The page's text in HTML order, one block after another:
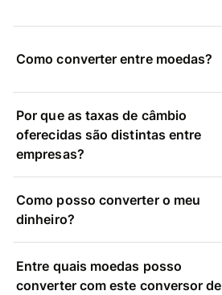
Como converter entre moedas?
Por que as taxas de câmbio
oferecidas são distintas entre
empresas?
Como posso converter o meu
dinheiro?
Entre quais moedas posso
converter com este conversor de